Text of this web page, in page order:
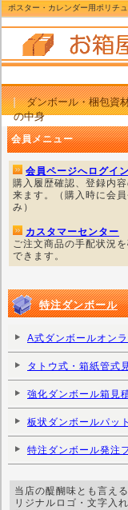
ポスター・カレンダー用ポリチ
ダンボール・梱包資
の中身
会員メニュー
会員ページへログイン
購入履歴確認、登録内
来ます。（購入時に会
み）
カスタマーセンター
ご注文商品の手配状況
できます。
特注ダンボール
A式ダンボールオン
タトウ式・箱紙管式
強化ダンボール箱見
板状ダンボールパッ
特注ダンボール発注
当店の醍醐味とも言え
リジナルロゴ・文字入